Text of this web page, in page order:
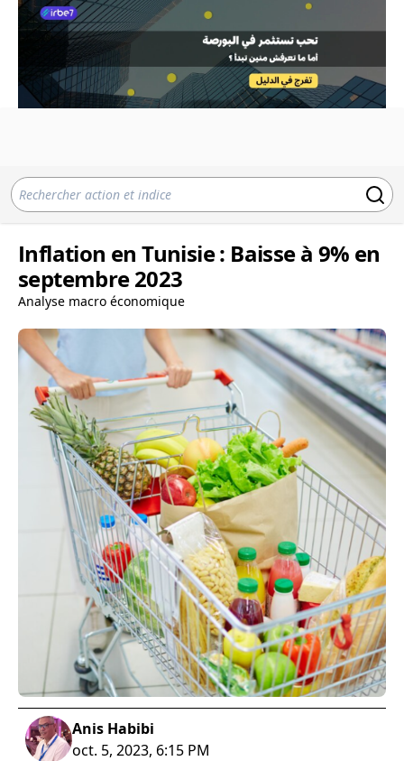
Inflation en Tunisie : Baisse à 9% en
septembre 2023
Analyse macro économique
Anis Habibi
oct. 5, 2023, 6:15 PM